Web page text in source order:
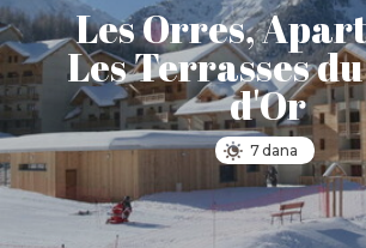
Les Orres,
Les Terrasses
d'Or
7 dana